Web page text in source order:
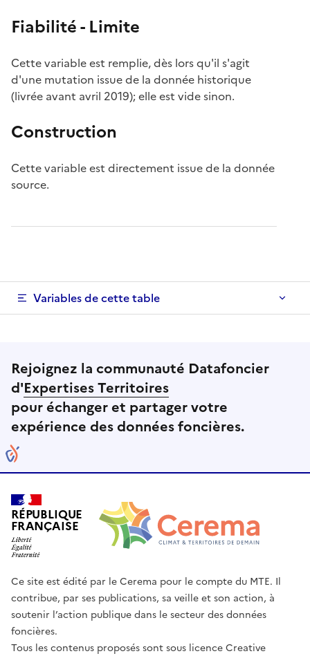
Fiabilité - Limite
Cette variable est remplie, dès lors qu'il s'agit
d'une mutation issue de la donnée historique
(livrée avant avril 2019); elle est vide sinon.
Construction
Cette variable est directement issue de la donnée
source.
Variables de cette table
Rejoignez la communauté Datafoncier
d'Expertises Territoires
pour échanger et partager votre
expérience des données foncières.
RÉPUBLIQUE
FRANÇAISE
Ce site est édité par le Cerema pour le compte du MTE. Il
contribue, par ses publications, sa veille et son action, à
soutenir l’action publique dans le secteur des données
foncières.
Tous les contenus proposés sont sous licence Creative